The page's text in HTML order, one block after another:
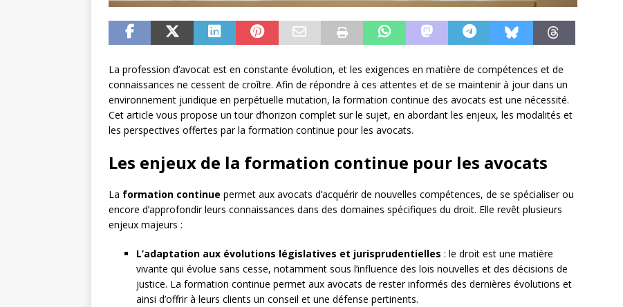
La profession d’avocat est en constante évolution, et les exigences en matière de compétences et de
connaissances ne cessent de croître. Afin de répondre à ces attentes et de se maintenir à jour dans un
environnement juridique en perpétuelle mutation, la formation continue des avocats est une nécessité.
Cet article vous propose un tour d’horizon complet sur le sujet, en abordant les enjeux, les modalités et
les perspectives offertes par la formation continue pour les avocats.
Les enjeux de la formation continue pour les avocats
La formation continue permet aux avocats d’acquérir de nouvelles compétences, de se spécialiser ou
encore d’approfondir leurs connaissances dans des domaines spécifiques du droit. Elle revêt plusieurs
enjeux majeurs :
L’adaptation aux évolutions législatives et jurisprudentielles : le droit est une matière
vivante qui évolue sans cesse, notamment sous l’influence des lois nouvelles et des décisions de
justice. La formation continue permet aux avocats de rester informés des dernières évolutions et
ainsi d’offrir à leurs clients un conseil et une défense pertinents.